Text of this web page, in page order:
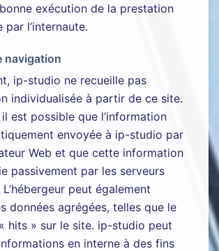
bonne exécution de la prestation
par l’internaute.
navigation
ip-studio ne recueille pas
individualisée à partir de ce site.
est possible que l’information
envoyée à ip-studio par
Web et que cette information
passivement par les serveurs
peut également
données agrégées, telles que le
hits » sur le site. ip-studio peut
en interne à des fins